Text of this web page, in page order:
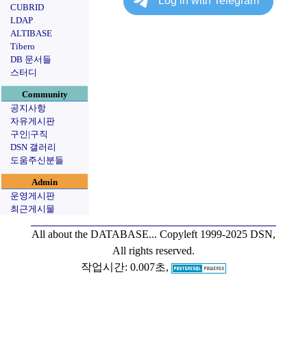
CUBRID
LDAP
ALTIBASE
Tibero
DB 문서들
스터디
Community
공지사항
자유게시판
구인|구직
DSN 갤러리
도움주신분들
Admin
운영게시판
최근게시물
All about the DATABASE... Copyleft 1999-2025 DSN,
All rights reserved.
작업시간: 0.007초,